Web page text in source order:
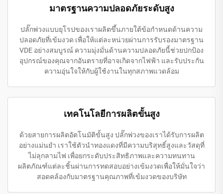
มาตรฐานความปลอดภัยระดับสูง
ปลั๊กพ่วงแบบยุโรปของเราผลิตขึ้นภายใต้ข้อกำหนดด้านความ
ปลอดภัยที่เข้มงวด เพื่อให้แต่ละหน่วยผ่านการรับรองมาตรฐาน
VDE อย่างสมบูรณ์ ความมุ่งมั่นด้านความปลอดภัยนี้ช่วยปกป้อง
อุปกรณ์ของคุณจากอันตรายที่อาจเกิดจากไฟฟ้า และรับประกัน
ความอุ่นใจให้กับผู้ใช้งานในทุกสภาพแวดล้อม
เทคโนโลยีการผลิตขั้นสูง
ด้วยสายการผลิตอัตโนมัติขั้นสูง ปลั๊กพ่วงของเราได้รับการผลิต
อย่างแม่นยำ เราใช้ตัวนำทองแดงที่มีความบริสุทธิ์สูงและวัสดุที่
ไม่ลุกลามไฟ เพื่อยกระดับประสิทธิภาพและความทนทาน
ผลิตภัณฑ์แต่ละชิ้นผ่านการทดสอบอย่างเข้มงวดเพื่อให้มั่นใจว่า
สอดคล้องกับมาตรฐานคุณภาพที่เข้มงวดของบริษัท